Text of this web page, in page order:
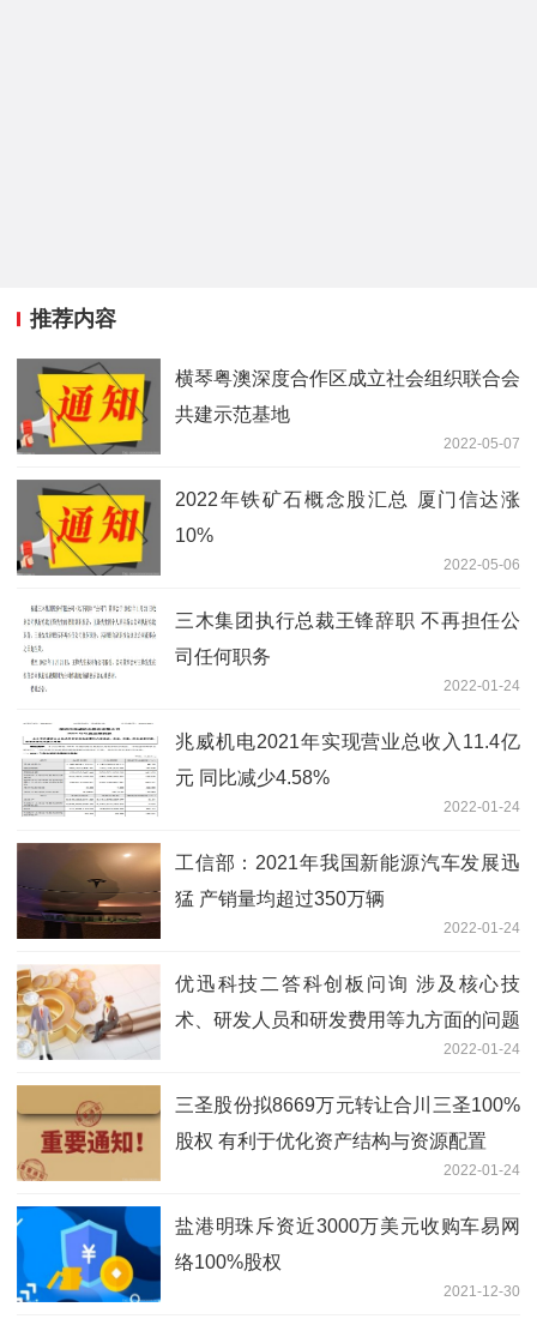
推荐内容
横琴粤澳深度合作区成立社会组织联合会
共建示范基地
2022-05-07
2022年铁矿石概念股汇总 厦门信达涨
10%
2022-05-06
三木集团执行总裁王锋辞职 不再担任公
司任何职务
2022-01-24
兆威机电2021年实现营业总收入11.4亿
元 同比减少4.58%
2022-01-24
工信部：2021年我国新能源汽车发展迅
猛 产销量均超过350万辆
2022-01-24
优迅科技二答科创板问询 涉及核心技
术、研发人员和研发费用等九方面的问题
2022-01-24
三圣股份拟8669万元转让合川三圣100%
股权 有利于优化资产结构与资源配置
2022-01-24
盐港明珠斥资近3000万美元收购车易网
络100%股权
2021-12-30